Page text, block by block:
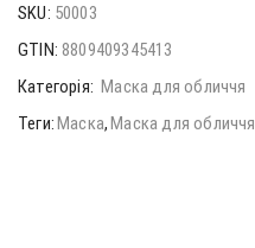
SKU: 50003
GTIN: 8809409345413
Категорія: Маска для обличчя
Теги: Маска, Маска для обличчя